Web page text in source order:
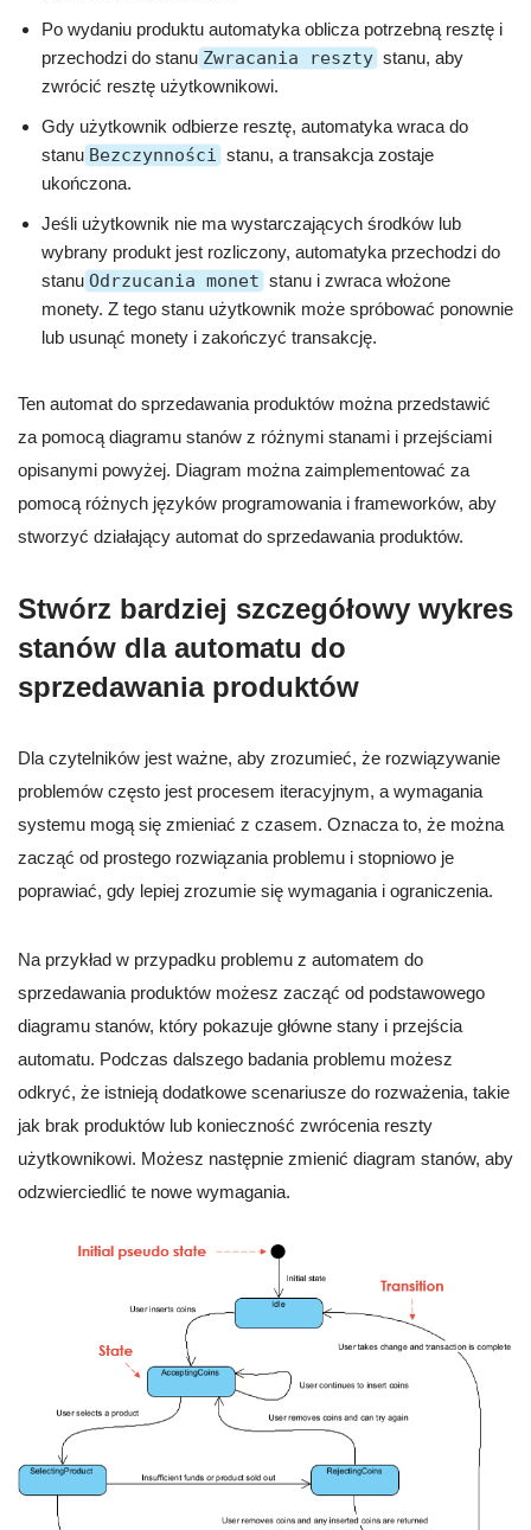
Po wydaniu produktu automatyka oblicza potrzebną resztę i
przechodzi do stanu Zwracania reszty stanu, aby
zwrócić resztę użytkownikowi.
Gdy użytkownik odbierze resztę, automatyka wraca do
stanu Bezczynności stanu, a transakcja zostaje
ukończona.
Jeśli użytkownik nie ma wystarczających środków lub
wybrany produkt jest rozliczony, automatyka przechodzi do
stanu Odrzucania monet stanu i zwraca włożone
monety. Z tego stanu użytkownik może spróbować ponownie
lub usunąć monety i zakończyć transakcję.
Ten automat do sprzedawania produktów można przedstawić
za pomocą diagramu stanów z różnymi stanami i przejściami
opisanymi powyżej. Diagram można zaimplementować za
pomocą różnych języków programowania i frameworków, aby
stworzyć działający automat do sprzedawania produktów.
Stwórz bardziej szczegółowy wykres
stanów dla automatu do
sprzedawania produktów
Dla czytelników jest ważne, aby zrozumieć, że rozwiązywanie
problemów często jest procesem iteracyjnym, a wymagania
systemu mogą się zmieniać z czasem. Oznacza to, że można
zacząć od prostego rozwiązania problemu i stopniowo je
poprawiać, gdy lepiej zrozumie się wymagania i ograniczenia.
Na przykład w przypadku problemu z automatem do
sprzedawania produktów możesz zacząć od podstawowego
diagramu stanów, który pokazuje główne stany i przejścia
automatu. Podczas dalszego badania problemu możesz
odkryć, że istnieją dodatkowe scenariusze do rozważenia, takie
jak brak produktów lub konieczność zwrócenia reszty
użytkownikowi. Możesz następnie zmienić diagram stanów, aby
odzwierciedlić te nowe wymagania.